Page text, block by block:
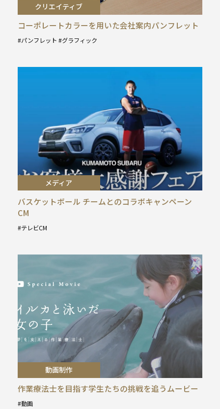
クリエイティブ
コーポレートカラーを用いた会社案内パンフレット
パンフレット グラフィック
メディア
バスケットボール チームとのコラボキャンペーン
CM
テレビCM
動画制作
作業療法士を目指す学生たちの挑戦を追うムービー
動画